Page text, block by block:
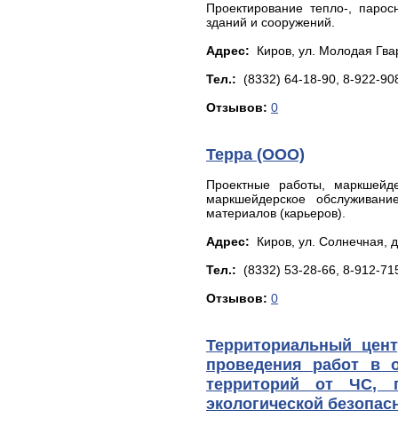
Проектирование тепло-,
зданий и сооружений.
Адрес: Киров, yл. Мoлoдaя
Тел.: (8332) 64-18-90, 8-922-
Отзывов: 0
Терра (ООО)
Проектные работы,
маркшейдерское
материалов (карьеров).
Адрес: Киров, yл. Сoлнeчнaя,
Тел.: (8332) 53-28-66, 8-912-
Отзывов: 0
Территориальный
проведения работ в
территорий от ЧС,
экологической